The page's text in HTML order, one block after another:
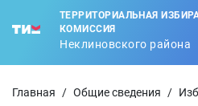
ТЕРРИТОРИАЛЬНАЯ
КОМИССИЯ
Неклиновского района
Главная / Общие сведения /